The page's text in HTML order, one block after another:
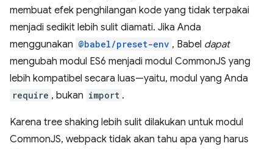
membuat efek penghilangan kode yang tidak terpakai
menjadi sedikit lebih sulit diamati. Jika Anda
menggunakan @babel/preset-env , Babel dapat
mengubah modul ES6 menjadi modul CommonJS yang
lebih kompatibel secara luas—yaitu, modul yang Anda
require , bukan import .
Karena tree shaking lebih sulit dilakukan untuk modul
CommonJS, webpack tidak akan tahu apa yang harus